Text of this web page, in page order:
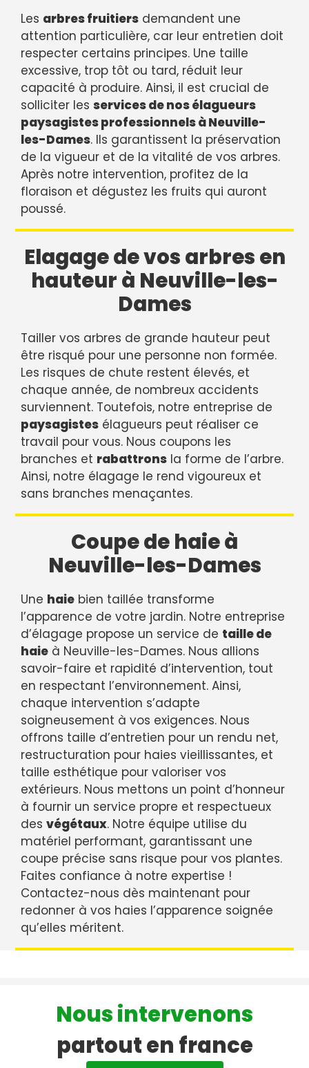
Les arbres fruitiers demandent une
attention particulière, car leur entretien doit
respecter certains principes. Une taille
excessive, trop tôt ou tard, réduit leur
capacité à produire. Ainsi, il est crucial de
solliciter les services de nos élagueurs
paysagistes professionnels à Neuville-
les-Dames. Ils garantissent la préservation
de la vigueur et de la vitalité de vos arbres.
Après notre intervention, profitez de la
floraison et dégustez les fruits qui auront
poussé.
Elagage de vos arbres en
hauteur à Neuville-les-
Dames
Tailler vos arbres de grande hauteur peut
être risqué pour une personne non formée.
Les risques de chute restent élevés, et
chaque année, de nombreux accidents
surviennent. Toutefois, notre entreprise de
paysagistes élagueurs peut réaliser ce
travail pour vous. Nous coupons les
branches et rabattrons la forme de l’arbre.
Ainsi, notre élagage le rend vigoureux et
sans branches menaçantes.
Coupe de haie à
Neuville-les-Dames
Une haie bien taillée transforme
l’apparence de votre jardin. Notre entreprise
d’élagage propose un service de taille de
haie à Neuville-les-Dames. Nous allions
savoir-faire et rapidité d’intervention, tout
en respectant l’environnement. Ainsi,
chaque intervention s’adapte
soigneusement à vos exigences. Nous
offrons taille d’entretien pour un rendu net,
restructuration pour haies vieillissantes, et
taille esthétique pour valoriser vos
extérieurs. Nous mettons un point d’honneur
à fournir un service propre et respectueux
des végétaux. Notre équipe utilise du
matériel performant, garantissant une
coupe précise sans risque pour vos plantes.
Faites confiance à notre expertise !
Contactez-nous dès maintenant pour
redonner à vos haies l’apparence soignée
qu’elles méritent.
Nous intervenons
partout en france